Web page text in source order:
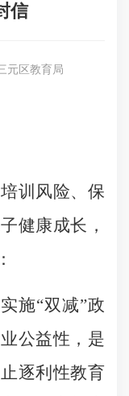
信
元区教育局
训风险、保
健康成长，
施“双减”政
公益性，是
逐利性教育